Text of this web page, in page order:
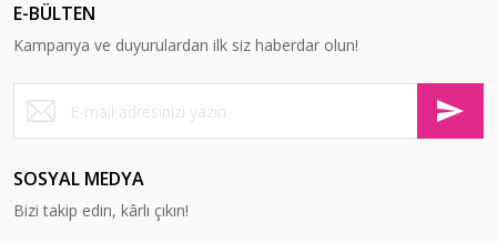
E-BÜLTEN
Kampanya ve duyurulardan ilk siz haberdar olun!
SOSYAL MEDYA
Bizi takip edin, kârlı çıkın!